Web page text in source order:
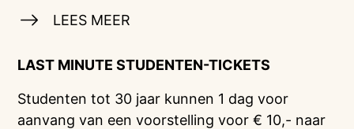
LEES MEER
LAST MINUTE STUDENTEN-TICKETS
Studenten tot 30 jaar kunnen 1 dag voor
aanvang van een voorstelling voor € 10,- naar